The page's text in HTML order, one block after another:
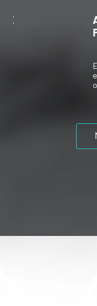
Elaboração
e/ou venda
ou mesmo